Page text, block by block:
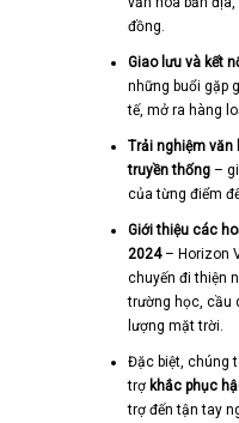
đồng.
Giao lưu và kết
những buổi gặp
tế, mở ra hàng
Trải nghiệm văn
truyền thống –
của từng điểm
Giới thiệu các
2024– Horizon
chuyến đi thiện
trường học, cầu
lượng mặt trời.
Đặc biệt, chúng
trợ khắc phục
trợ đến tận tay